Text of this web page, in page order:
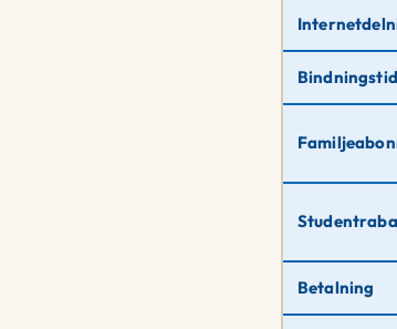
Bindningstid
Betalning